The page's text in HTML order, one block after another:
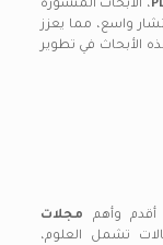
، الأبحاث المنشورة
واسع، مما يعزز
الأبحاث في تطوير
وأهم مجلات
تشمل العلوم،